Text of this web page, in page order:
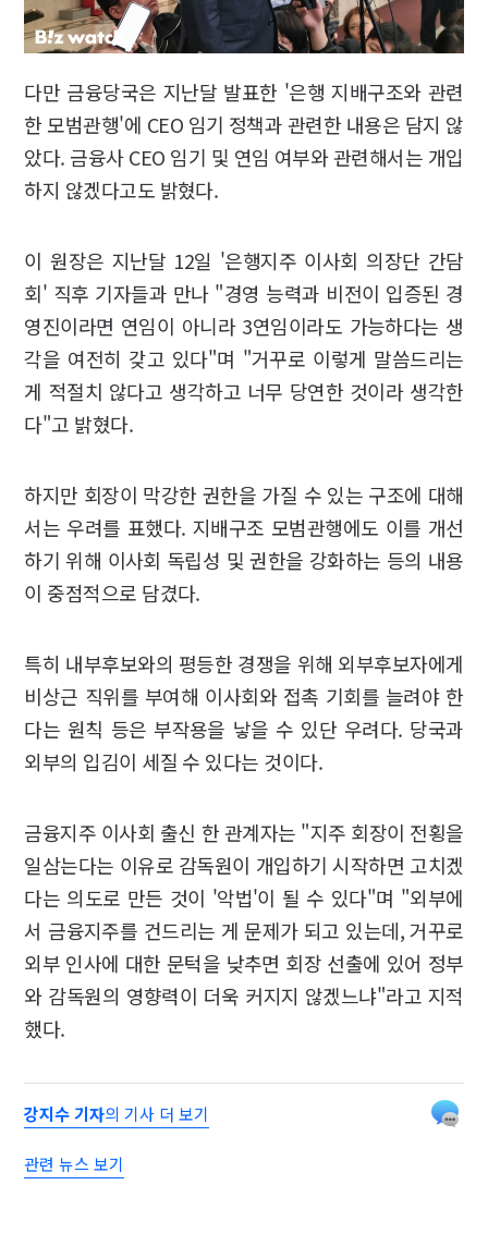
다만 금융당국은 지난달 발표한 '은행 지배구조와 관련
한 모범관행'에 CEO 임기 정책과 관련한 내용은 담지 않
았다. 금융사 CEO 임기 및 연임 여부와 관련해서는 개입
하지 않겠다고도 밝혔다.
이 원장은 지난달 12일 '은행지주 이사회 의장단 간담
회' 직후 기자들과 만나 "경영 능력과 비전이 입증된 경
영진이라면 연임이 아니라 3연임이라도 가능하다는 생
각을 여전히 갖고 있다"며 "거꾸로 이렇게 말씀드리는
게 적절치 않다고 생각하고 너무 당연한 것이라 생각한
다"고 밝혔다.
하지만 회장이 막강한 권한을 가질 수 있는 구조에 대해
서는 우려를 표했다. 지배구조 모범관행에도 이를 개선
하기 위해 이사회 독립성 및 권한을 강화하는 등의 내용
이 중점적으로 담겼다.
특히 내부후보와의 평등한 경쟁을 위해 외부후보자에게
비상근 직위를 부여해 이사회와 접촉 기회를 늘려야 한
다는 원칙 등은 부작용을 낳을 수 있단 우려다. 당국과
외부의 입김이 세질 수 있다는 것이다.
금융지주 이사회 출신 한 관계자는 "지주 회장이 전횡을
일삼는다는 이유로 감독원이 개입하기 시작하면 고치겠
다는 의도로 만든 것이 '악법'이 될 수 있다"며 "외부에
서 금융지주를 건드리는 게 문제가 되고 있는데, 거꾸로
외부 인사에 대한 문턱을 낮추면 회장 선출에 있어 정부
와 감독원의 영향력이 더욱 커지지 않겠느냐"라고 지적
했다.
강지수 기자의 기사 더 보기
관련 뉴스 보기